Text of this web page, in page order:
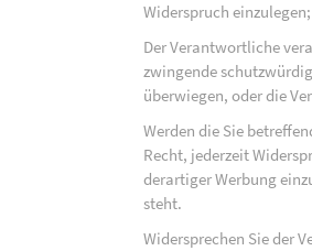
Widerspruch
Der Verantwortliche
zwingende
überwiegen, oder die
Werden die Sie
Recht, jederzeit
derartiger Werbung
steht.
Widersprechen Sie der